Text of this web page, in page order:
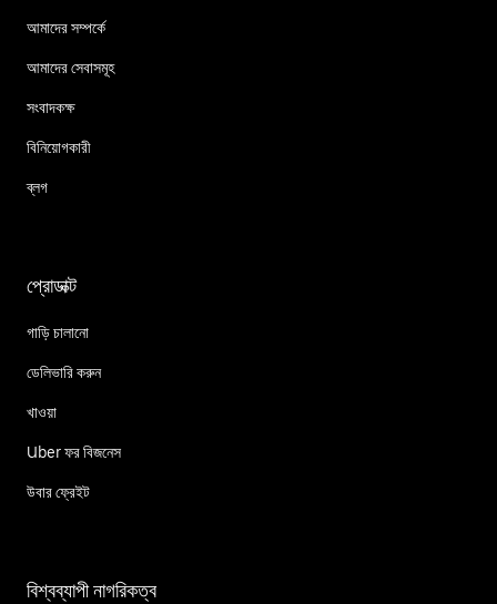
আমাদের সম্পর্কে
আমাদের সেবাসমূহ
সংবাদকক্ষ
বিনিয়োগকারী
ব্লগ
প্রোডাক্ট
গাড়ি চালানো
ডেলিভারি করুন
খাওয়া
Uber ফর বিজনেস
উবার ফ্রেইট
বিশ্বব্যাপী নাগরিকত্ব